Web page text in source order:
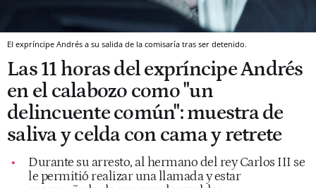
El expríncipe Andrés a su salida de la comisaría tras ser detenido.
Las 11 horas del expríncipe Andrés
en el calabozo como "un
delincuente común": muestra de
saliva y celda con cama y retrete
Durante su arresto, al hermano del rey Carlos III se
le permitió realizar una llamada y estar